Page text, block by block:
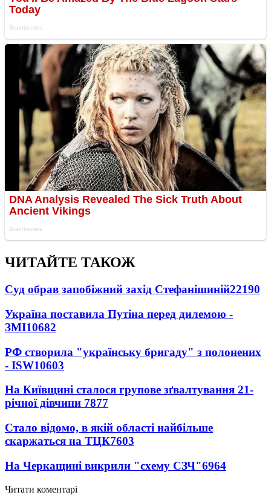
ЧИТАЙТЕ ТАКОЖ
Суд обрав запобіжний захід Стефанішиній22190
Україна поставила Путіна перед дилемою -
ЗМІ10682
РФ створила "українську бригаду" з полонених
- ISW10603
На Київщині сталося групове зґвалтування 21-
річної дівчини 7877
Стало відомо, в якій області найбільше
скаржаться на ТЦК7603
На Черкащині викрили "схему СЗЧ"6964
Читати коментарі